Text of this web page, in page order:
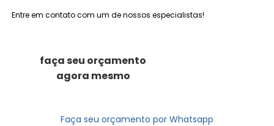
Entre em contato com um de nossos especialistas!
faça seu orçamento
agora mesmo
Faça seu orçamento por Whatsapp